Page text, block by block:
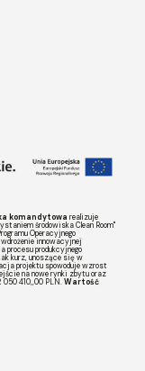
komandytowa realizuje
środowiska Clean Room"
Operacyjnego
innowacyjnej
procesu produkcyjnego
kurz, unoszące się w
projektu spowoduje wzrost
na nowe rynki zbytu oraz
050 410,,00 PLN.Wartość